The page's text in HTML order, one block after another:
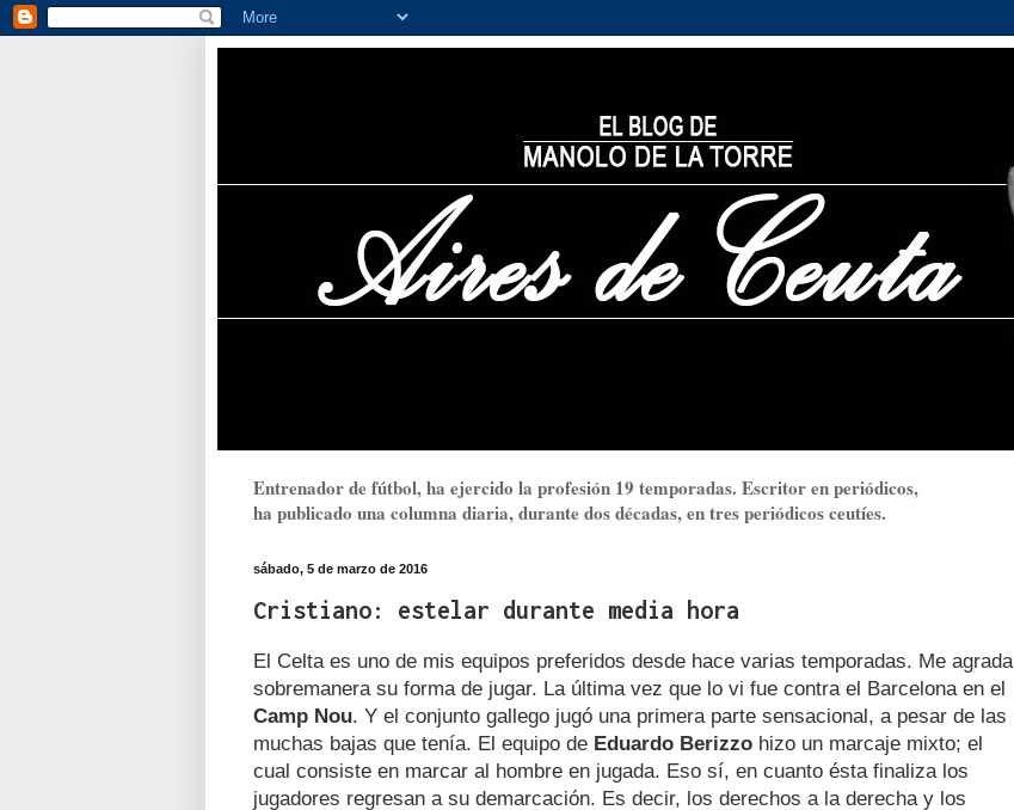
Entrenador de fútbol, ha ejercido la profesión 19 temporadas. Escritor en periódicos,
ha publicado una columna diaria, durante dos décadas, en tres periódicos ceutíes.
sábado, 5 de marzo de 2016
Cristiano: estelar durante media hora
El Celta es uno de mis equipos preferidos desde hace varias temporadas. Me agrada
sobremanera su forma de jugar. La última vez que lo vi fue contra el Barcelona en el
Camp Nou. Y el conjunto gallego jugó una primera parte sensacional, a pesar de las
muchas bajas que tenía. El equipo de Eduardo Berizzo hizo un marcaje mixto; el
cual consiste en marcar al hombre en jugada. Eso sí, en cuanto ésta finaliza los
jugadores regresan a su demarcación. Es decir, los derechos a la derecha y los